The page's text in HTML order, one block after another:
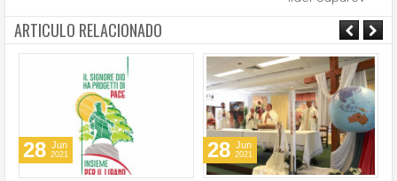
ARTICULO RELACIONADO
28 Jun
2021 28 Jun
2021